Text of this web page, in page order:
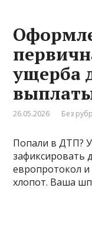
ущерба
26.05.2026 Без
Попали в ДТП?
зафиксировать
европротокол и
хлопот. Ваша